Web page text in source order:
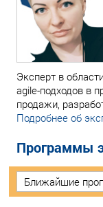
Эксперт в
agile-подходов в
продажи,
Подробнее об
Программы
Ближайшие